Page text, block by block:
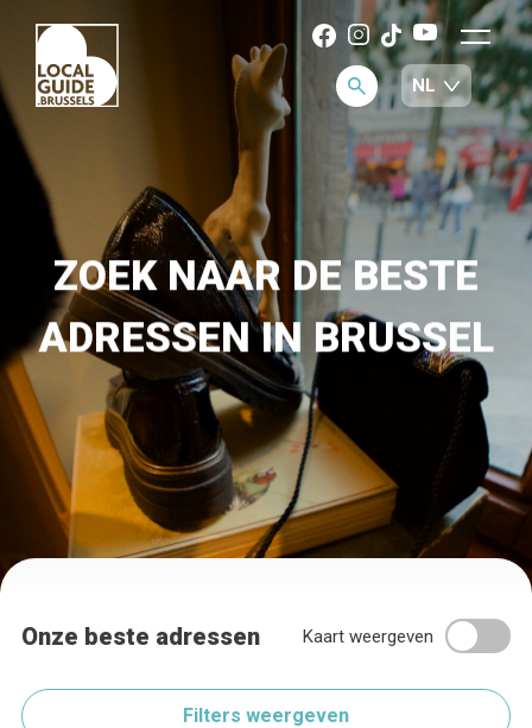
ZOEK NAAR DE BESTE
ADRESSEN IN BRUSSEL
Onze beste adressen Kaart weergeven
Filters weergeven